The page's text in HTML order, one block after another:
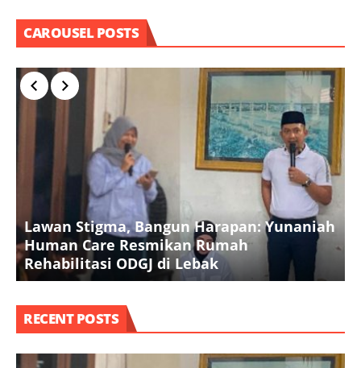
CAROUSEL POSTS
Lawan Stigma, Bangun Harapan: Yunaniah
Human Care Resmikan Rumah
Rehabilitasi ODGJ di Lebak
RECENT POSTS